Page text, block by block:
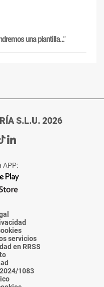
una plantilla..."
S.L.U. 2026
Almería
Ir
de
La
Voz
Almería
Ir
de
La
Voz
APP:
servicios
en RRSS
1083